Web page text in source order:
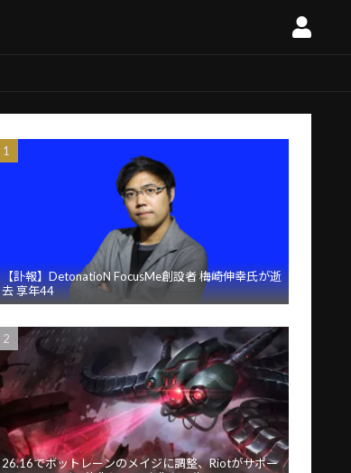
【訃報】DetonatioN FocusMe創設者 梅崎伸幸氏が逝
去 享年44
26.16でボットレーンのメイジに調整、Riotがサポー